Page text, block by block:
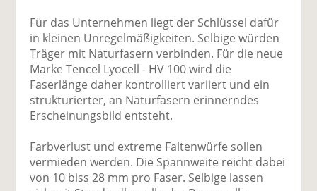
te
il
e
n
il
e
n
n
d
e
Für das Unternehmen liegt der Schlüssel dafür
in kleinen Unregelmäßigkeiten. Selbige würden
Träger mit Naturfasern verbinden. Für die neue
Marke Tencel Lyocell - HV 100 wird die
Faserlänge daher kontrolliert variiert und ein
strukturierter, an Naturfasern erinnerndes
Erscheinungsbild entsteht.
Farbverlust und extreme Faltenwürfe sollen
vermieden werden. Die Spannweite reicht dabei
von 10 biss 28 mm pro Faser. Selbige lassen